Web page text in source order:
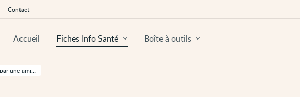
Abcès causé par une amibe (abcès amibien )
Accueil Fiches Info Santé Boîte à outils
Contact